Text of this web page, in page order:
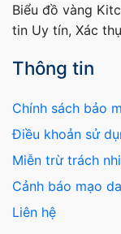
Biểu đồ vàng
tin Uy tín, Xác
Thông tin
Chính sách bảo
Điều khoản sử
Miễn trừ trách
Cảnh báo mạo
Liên hệ